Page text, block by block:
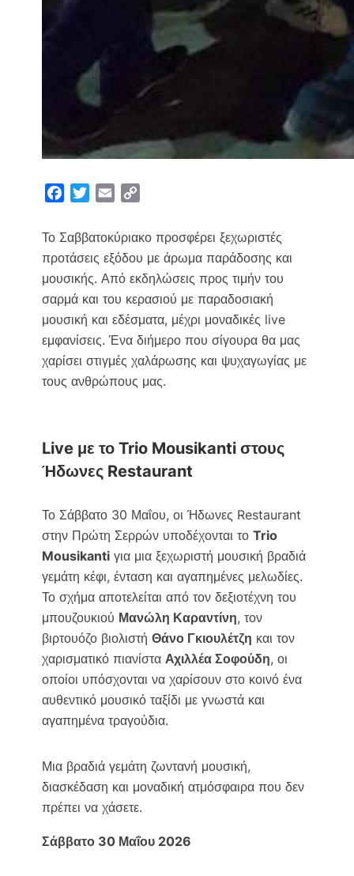
c
o
o
k
e
r
a
i
i
n
k
Το Σαββατοκύριακο προσφέρει ξεχωριστές
προτάσεις εξόδου με άρωμα παράδοσης και
μουσικής. Από εκδηλώσεις προς τιμήν του
σαρμά και του κερασιού με παραδοσιακή
μουσική και εδέσματα, μέχρι μοναδικές live
εμφανίσεις. Ένα διήμερο που σίγουρα θα μας
χαρίσει στιγμές χαλάρωσης και ψυχαγωγίας με
τους ανθρώπους μας.
Live με το Trio Mousikanti στους
Ήδωνες Restaurant
Το Σάββατο 30 Μαΐου, οι Ήδωνες Restaurant
στην Πρώτη Σερρών υποδέχονται τοTrio
Mousikanti για μια ξεχωριστή μουσική βραδιά
γεμάτη κέφι, ένταση και αγαπημένες μελωδίες.
Το σχήμα αποτελείται από τον δεξιοτέχνη του
μπουζουκιού Μανώλη Καραντίνη, τον
βιρτουόζο βιολιστήΘάνο Γκιουλέτζη και τον
χαρισματικό πιανίστα Αχιλλέα Σοφούδη, οι
οποίοι υπόσχονται να χαρίσουν στο κοινό ένα
αυθεντικό μουσικό ταξίδι με γνωστά και
αγαπημένα τραγούδια.
Μια βραδιά γεμάτη ζωντανή μουσική,
διασκέδαση και μοναδική ατμόσφαιρα που δεν
πρέπει να χάσετε.
Σάββατο 30 Μαΐου 2026